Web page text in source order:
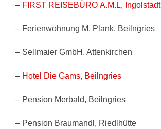
– FIRST REISEBÜRO A.M.L, Ingolstadt
– Ferienwohnung M. Plank, Beilngries
– Sellmaier GmbH, Attenkirchen
– Hotel Die Gams, Beilngries
– Pension Merbald, Beilngries
– Pension Braumandl, Riedlhütte